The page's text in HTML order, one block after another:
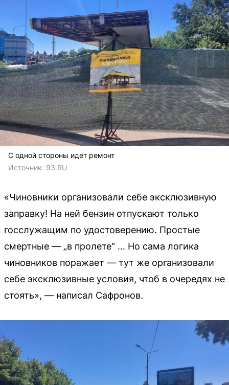
С одной стороны идет ремонт
Источник: 93.RU
«Чиновники организовали себе эксклюзивную
заправку! На ней бензин отпускают только
госслужащим по удостоверению. Простые
смертные — „в пролете“ … Но сама логика
чиновников поражает — тут же организовали
себе эксклюзивные условия, чтоб в очередях не
стоять», — написал Сафронов.